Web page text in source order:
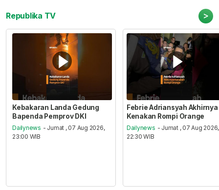
Republika TV >
Kebakaran Landa Gedung
Bapenda Pemprov DKI
Dailynews - Jumat , 07 Aug 2026,
23:00 WIB
Febrie Adriansyah Akhirnya
Kenakan Rompi Orange
Dailynews - Jumat , 07 Aug 2026,
22:30 WIB